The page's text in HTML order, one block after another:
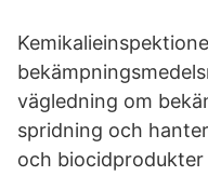
vägledning om
spridning och
och